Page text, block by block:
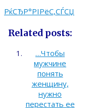
РќСЂР°РІРёС‚СЃСЏ
Related posts:
…Чтобы
мужчине
понять
женщину,
нужно
перестать ее